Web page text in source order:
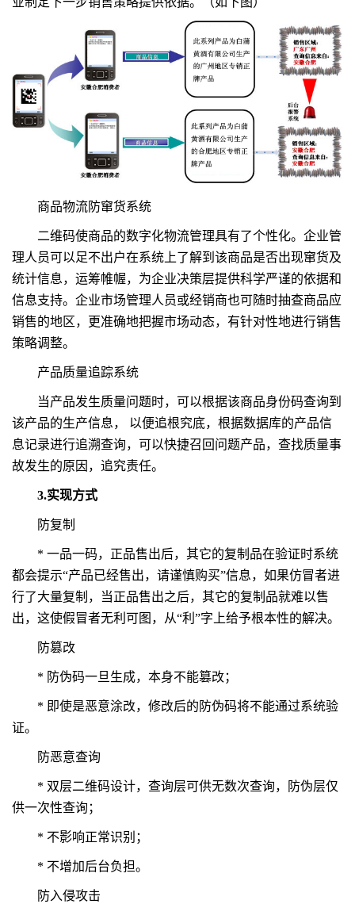
商品物流防窜货系统
二维码使商品的数字化物流管理具有了个性化。企业管
理人员可以足不出户在系统上了解到该商品是否出现窜货及
统计信息，运筹帷幄，为企业决策层提供科学严谨的依据和
信息支持。企业市场管理人员或经销商也可随时抽查商品应
销售的地区，更准确地把握市场动态，有针对性地进行销售
策略调整。
产品质量追踪系统
当产品发生质量问题时，可以根据该商品身份码查询到
该产品的生产信息， 以便追根究底，根据数据库的产品信
息记录进行追溯查询，可以快捷召回问题产品，查找质量事
故发生的原因，追究责任。
3.实现方式
防复制
* 一品一码，正品售出后，其它的复制品在验证时系统
都会提示“产品已经售出，请谨慎购买”信息，如果仿冒者进
行了大量复制，当正品售出之后，其它的复制品就难以售
出，这使假冒者无利可图，从“利”字上给予根本性的解决。
防篡改
* 防伪码一旦生成，本身不能篡改；
* 即使是恶意涂改，修改后的防伪码将不能通过系统验
证。
防恶意查询
* 双层二维码设计，查询层可供无数次查询，防伪层仅
供一次性查询；
* 不影响正常识别；
* 不增加后台负担。
防入侵攻击